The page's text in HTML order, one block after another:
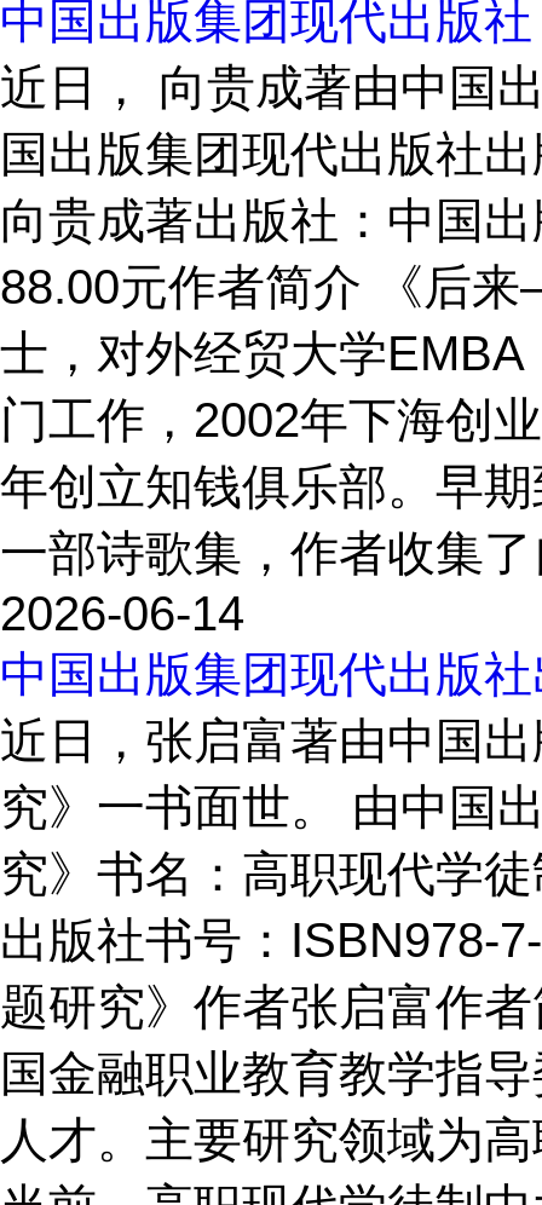
中国出版集团现代出版
近日， 向贵成著由中国
国出版集团现代出版社
向贵成著出版社：中国
88.00元作者简介 《后
士，对外经贸大学
门工作，2002年下海创
年创立知钱俱乐部。早
一部诗歌集，作者收集
2026-06-14
中国出版集团现代出版
近日，张启富著由中国
究》一书面世。 由中国
究》书名：高职现代学
出版社书号：ISBN978-
题研究》作者张启富作
国金融职业教育教学指
人才。主要研究领域为